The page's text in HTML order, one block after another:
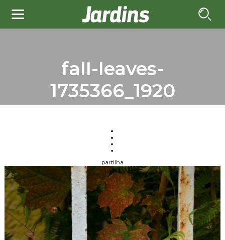
fall-leaves-
1735366_1920
partilha